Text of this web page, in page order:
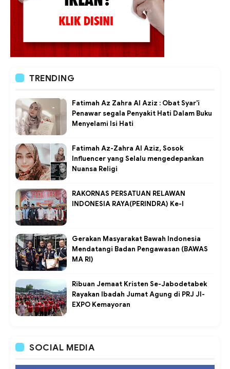
TRENDING
Fatimah Az Zahra Al Aziz : Obat Syar'i
Penawar segala Penyakit Hati Dalam Buku
Menyelami Isi Hati
Fatimah Az-Zahra Al Aziz, Sosok
Influencer yang Selalu mengedepankan
Nuansa Religi
RAKORNAS PERSATUAN RELAWAN
INDONESIA RAYA(PERINDRA) Ke-I
Gerakan Masyarakat Bawah Indonesia
Mendatangi Badan Pengawasan (BAWAS
MA RI)
Ribuan Jemaat Kristen Se-Jabodetabek
Rayakan Ibadah Jumat Agung di PRJ JI-
EXPO Kemayoran
SOCIAL MEDIA